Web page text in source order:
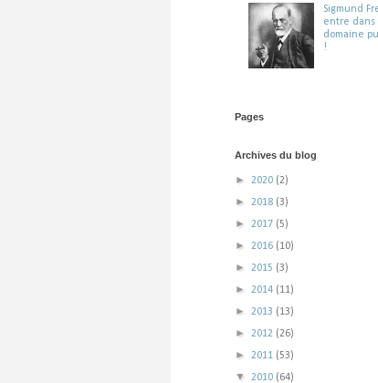
Sigmund
entre dans
domaine
!
Pages
Archives du blog
► 2020 (2)
► 2018 (3)
► 2017 (5)
► 2016 (10)
► 2015 (3)
► 2014 (11)
► 2013 (13)
► 2012 (26)
► 2011 (53)
▼ 2010 (64)